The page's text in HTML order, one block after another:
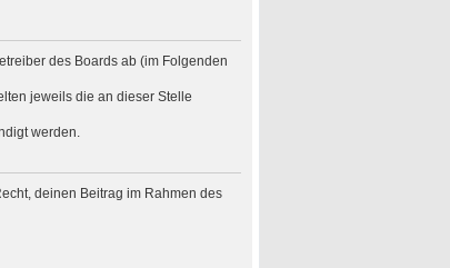
des Boards ab (im Folgenden
jeweils die an dieser Stelle
werden.
deinen Beitrag im Rahmen des